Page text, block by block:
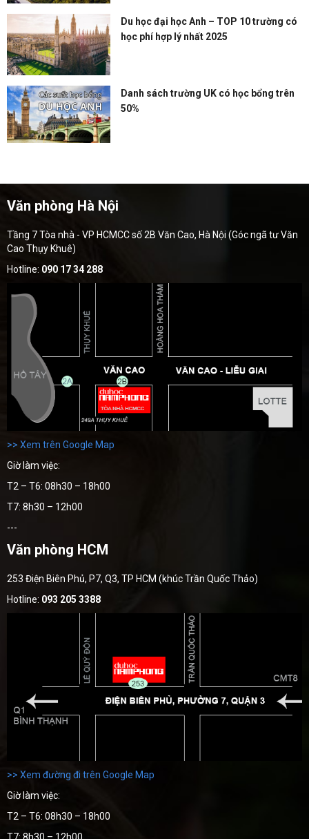
Du học đại học Anh – TOP 10 trường có
học phí hợp lý nhất 2025
Danh sách trường UK có học bổng trên
50%
Văn phòng Hà Nội
Tầng 7 Tòa nhà - VP HCMCC số 2B Văn Cao, Hà Nội (Góc ngã tư Văn
Cao Thụy Khuê)
Hotline: 090 17 34 288
>> Xem trên Google Map
Giờ làm việc:
T2 – T6: 08h30 – 18h00
T7: 8h30 – 12h00
---
Văn phòng HCM
253 Điện Biên Phủ, P7, Q3, TP HCM (khúc Trần Quốc Thảo)
Hotline: 093 205 3388
>> Xem đường đi trên Google Map
Giờ làm việc:
T2 – T6: 08h30 – 18h00
T7: 8h30 – 12h00